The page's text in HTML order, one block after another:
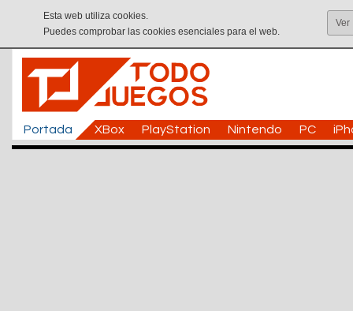
Esta web utiliza cookies.
Puedes comprobar las cookies esenciales para el web.
Ver
Portada XBox PlayStation Nintendo PC